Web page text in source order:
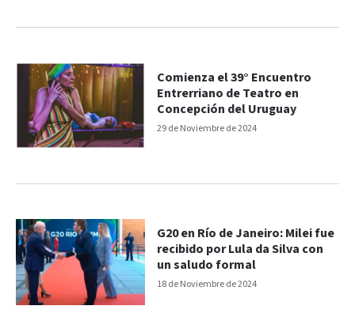
29 de Noviembre de 2024
Comienza el 39° Encuentro
Entrerriano de Teatro en
Concepción del Uruguay
18 de Noviembre de 2024
G20 en Río de Janeiro: Milei fue
recibido por Lula da Silva con
un saludo formal